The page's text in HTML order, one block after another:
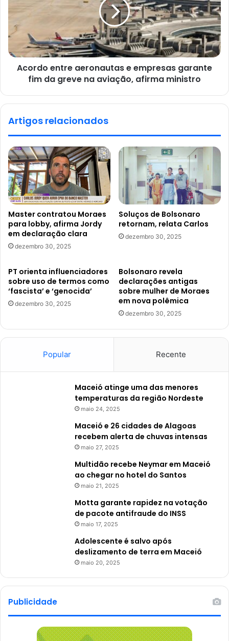
Acordo entre aeronautas e empresas garante
fim da greve na aviação, afirma ministro
Artigos relacionados
Master contratou Moraes
para lobby, afirma Jordy
em declaração clara
dezembro 30, 2025
Soluços de Bolsonaro
retornam, relata Carlos
dezembro 30, 2025
PT orienta influenciadores
sobre uso de termos como
‘fascista’ e ‘genocida’
dezembro 30, 2025
Bolsonaro revela
declarações antigas
sobre mulher de Moraes
em nova polêmica
dezembro 30, 2025
Popular Recente
Maceió atinge uma das menores
temperaturas da região Nordeste
maio 24, 2025
Maceió e 26 cidades de Alagoas
recebem alerta de chuvas intensas
maio 27, 2025
Multidão recebe Neymar em Maceió
ao chegar no hotel do Santos
maio 21, 2025
Motta garante rapidez na votação
de pacote antifraude do INSS
maio 17, 2025
Adolescente é salvo após
deslizamento de terra em Maceió
maio 20, 2025
Publicidade